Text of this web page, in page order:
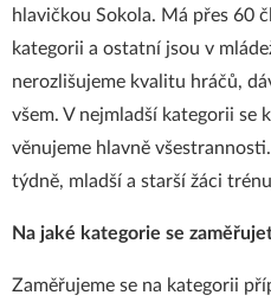
hlavičkou Sokola. Má přes 60
kategorii a ostatní jsou v
nerozlišujeme kvalitu hráčů,
všem. V nejmladší kategorii se
věnujeme hlavně
týdně, mladší a starší žáci
Na jaké kategorie se
Zaměřujeme se na kategorii